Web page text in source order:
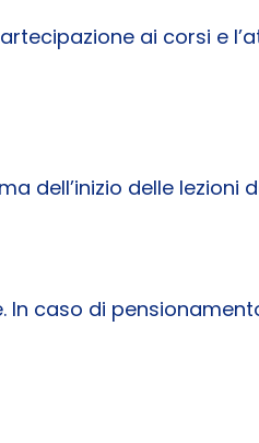
ai corsi e
dell’inizio delle lezioni
caso di